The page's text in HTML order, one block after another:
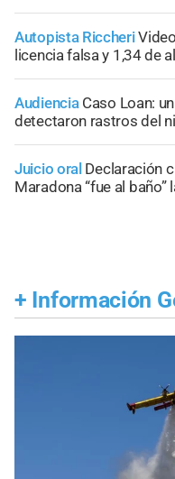
Autopista Riccheri
licencia falsa y 1,34 de
Audiencia Caso Loan:
detectaron rastros del
Juicio oral Declaración
Maradona “fue al
+ Información